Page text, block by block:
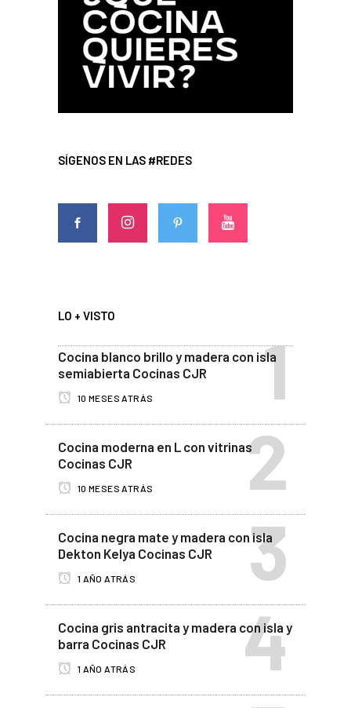
SÍGENOS EN LAS #REDES
LO + VISTO
Cocina blanco brillo y madera con isla
semiabierta Cocinas CJR
10 MESES ATRÁS
Cocina moderna en L con vitrinas
Cocinas CJR
10 MESES ATRÁS
Cocina negra mate y madera con isla
Dekton Kelya Cocinas CJR
1 AÑO ATRÁS
Cocina gris antracita y madera con isla y
barra Cocinas CJR
1 AÑO ATRÁS